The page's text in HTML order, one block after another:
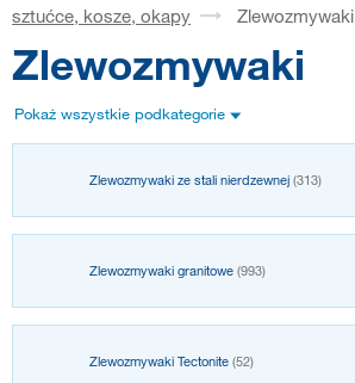
sztućce, kosze, okapy
Zlewozmywaki
Zlewozmywaki
Pokaż wszystkie podkategorie
Zlewozmywaki ze stali nierdzewnej (313)
Zlewozmywaki granitowe (993)
Zlewozmywaki Tectonite (52)